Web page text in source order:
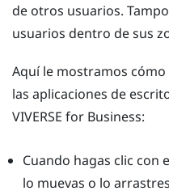
de otros usuarios.
usuarios dentro de sus
Aquí le mostramos
las aplicaciones de
VIVERSE for Business:
Cuando hagas clic con
lo muevas o lo